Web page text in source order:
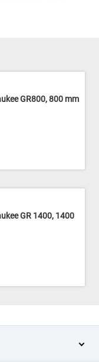
GR800, 800 mm
GR 1400, 1400